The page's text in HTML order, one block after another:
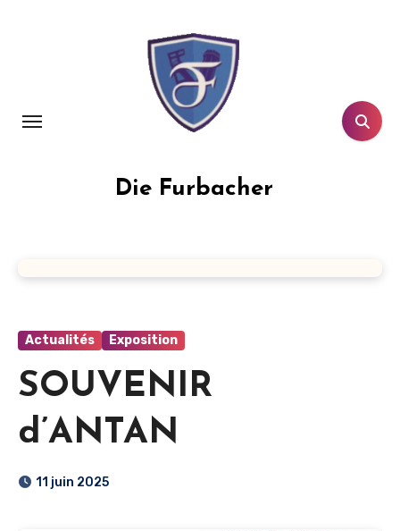
Die Furbacher
Actualités Exposition
SOUVENIR
d’ANTAN
11 juin 2025